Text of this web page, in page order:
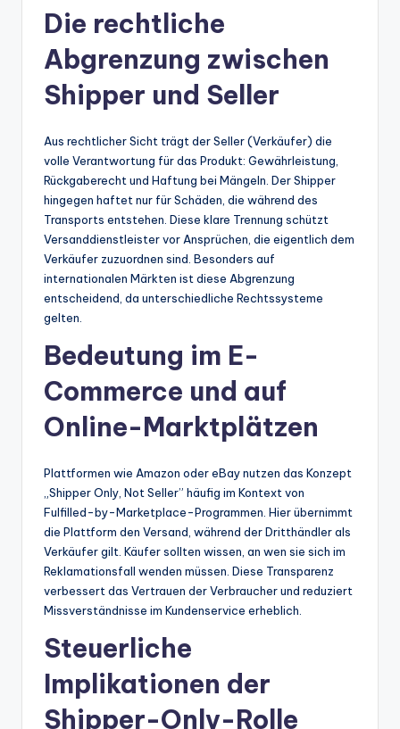
Die rechtliche
Abgrenzung zwischen
Shipper und Seller
Aus rechtlicher Sicht trägt der Seller (Verkäufer) die
volle Verantwortung für das Produkt: Gewährleistung,
Rückgaberecht und Haftung bei Mängeln. Der Shipper
hingegen haftet nur für Schäden, die während des
Transports entstehen. Diese klare Trennung schützt
Versanddienstleister vor Ansprüchen, die eigentlich dem
Verkäufer zuzuordnen sind. Besonders auf
internationalen Märkten ist diese Abgrenzung
entscheidend, da unterschiedliche Rechtssysteme
gelten.
Bedeutung im E-
Commerce und auf
Online-Marktplätzen
Plattformen wie Amazon oder eBay nutzen das Konzept
„Shipper Only, Not Seller” häufig im Kontext von
Fulfilled-by-Marketplace-Programmen. Hier übernimmt
die Plattform den Versand, während der Dritthändler als
Verkäufer gilt. Käufer sollten wissen, an wen sie sich im
Reklamationsfall wenden müssen. Diese Transparenz
verbessert das Vertrauen der Verbraucher und reduziert
Missverständnisse im Kundenservice erheblich.
Steuerliche
Implikationen der
Shipper-Only-Rolle